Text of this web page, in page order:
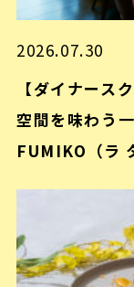
2026.07.30
【ダイナース
空間を味わう
FUMIKO（ラ